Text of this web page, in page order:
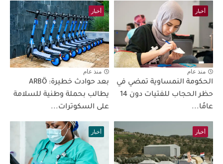
أخبار
منذ عام
الحكومة النمساوية تمضي في
حظر الحجاب للفتيات دون 14
عامًا...
أخبار
منذ عام
بعد حوادث خطيرة: ARBÖ
يطالب بحملة وطنية للسلامة
على السكوترات...
أخبار أخبار